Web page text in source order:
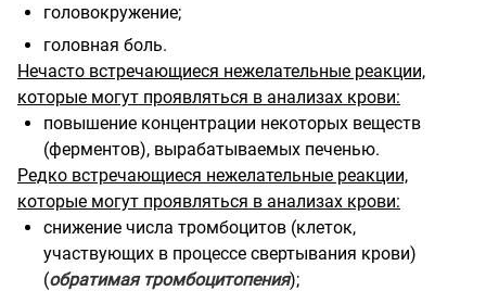
головокружение;
головная боль.
Нечасто встречающиеся нежелательные реакции,
которые могут проявляться в анализах крови:
повышение концентрации некоторых веществ
(ферментов), вырабатываемых печенью.
Редко встречающиеся нежелательные реакции,
которые могут проявляться в анализах крови:
снижение числа тромбоцитов (клеток,
участвующих в процессе свертывания крови)
(обратимая тромбоцитопения);